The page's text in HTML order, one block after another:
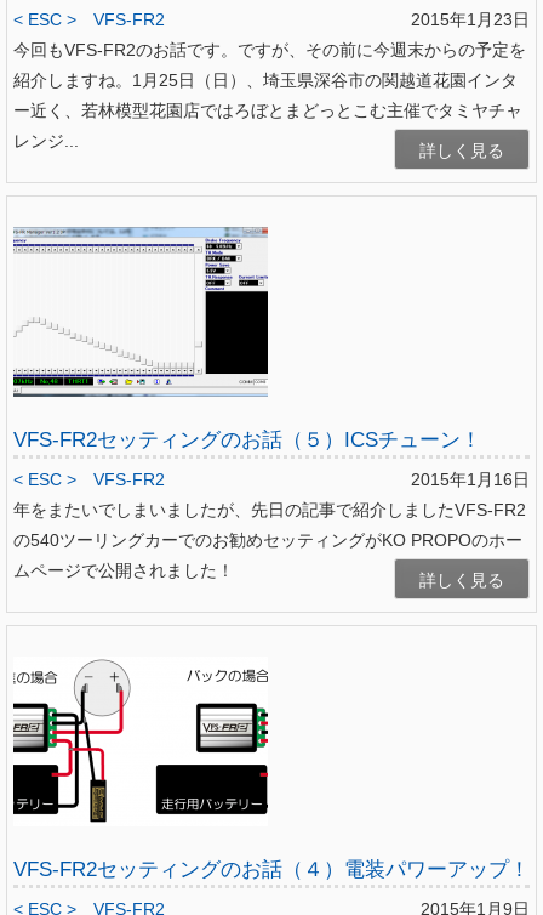
2015年1月23日
< ESC >
VFS-FR2
今回もVFS-FR2のお話です。ですが、その前に今週末からの予定を
紹介しますね。1月25日（日）、埼玉県深谷市の関越道花園インタ
ー近く、若林模型花園店ではろぼとまどっとこむ主催でタミヤチャ
レンジ...
詳しく見る
VFS-FR2セッティングのお話（５）ICSチューン！
2015年1月16日
< ESC >
VFS-FR2
年をまたいでしまいましたが、先日の記事で紹介しましたVFS-FR2
の540ツーリングカーでのお勧めセッティングがKO PROPOのホー
ムページで公開されました！
詳しく見る
VFS-FR2セッティングのお話（４）電装パワーアップ！
2015年1月9日
< ESC > VFS-FR2